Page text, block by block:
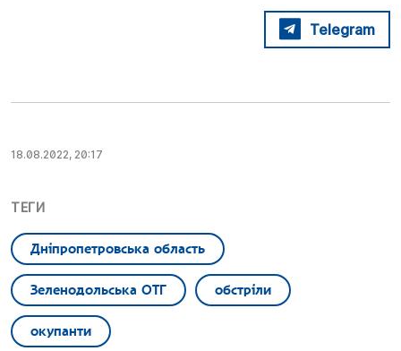
Telegram
18.08.2022, 20:17
ТЕГИ
Дніпропетровська область
Зеленодольська ОТГ обстріли
окупанти